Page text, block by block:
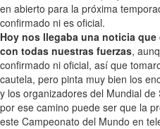
en abierto para la próxima
confirmado ni es oficial.
Hoy nos llegaba una noticia
con todas nuestras fuerzas,
confirmado ni oficial, así que
cautela, pero pinta muy bien los
y los organizadores del Mundial
por ese camino puede ser que la
este Campeonato del Mundo en